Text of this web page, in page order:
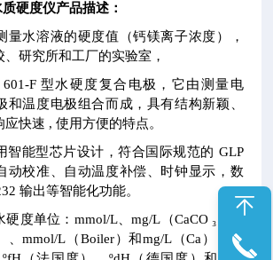
硬度仪产品描述：
量水溶液的硬度值（钙镁离子浓度），
研究所和工厂的实验室，
F 型水硬度复合电极，它由测量电
和温度电极组合而成，具有结构新颖、
快速 , 使用方便的特点。
智能型芯片设计，符合国际规范的 GLP
动校准、自动温度补偿、时钟显示，数
输出等智能化功能。
度单位：mmol/L、mg/L（CaCO ₃）、
、mmol/L（Boiler）和mg/L（Ca），另